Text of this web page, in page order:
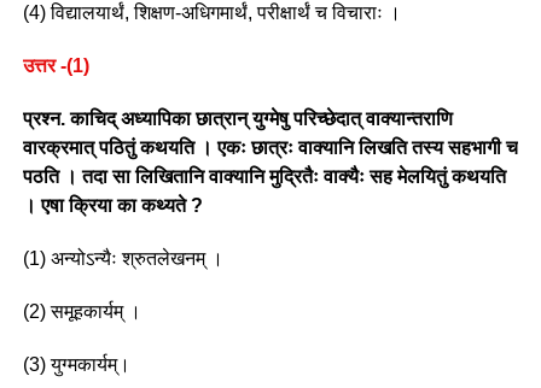
(4) विद्यालयार्थं, शिक्षण-अधिगमार्थं, परीक्षार्थं च विचाराः ।
उत्तर -(1)
प्रश्न. काचिद् अध्यापिका छात्रान् युग्मेषु परिच्छेदात् वाक्यान्तराणि
वारक्रमात् पठितुं कथयति । एकः छात्रः वाक्यानि लिखति तस्य सहभागी च
पठति । तदा सा लिखितानि वाक्यानि मुद्रितैः वाक्यैः सह मेलयितुं कथयति
। एषा क्रिया का कथ्यते ?
(1) अन्योऽन्यैः श्रुतलेखनम् ।
(2) समूहकार्यम् ।
(3) युग्मकार्यम्।